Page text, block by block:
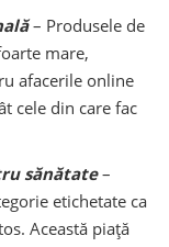
– Produsele de
mare,
afacerile online
cele din care fac
sănătate–
etichetate ca
Această piață